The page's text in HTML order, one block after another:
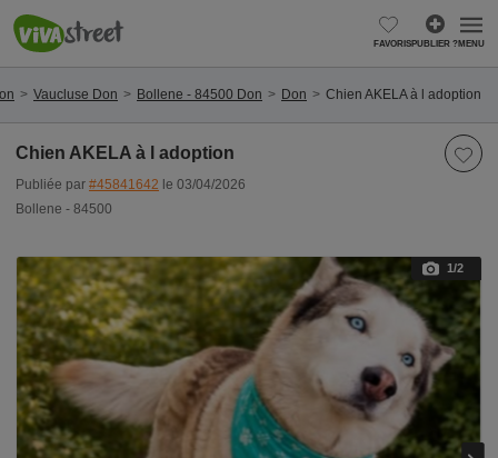
FAVORISPUBLIER ?MENU
Vaucluse Don Bollene - 84500 Don Don Chien AKELA à l adoption
Chien AKELA à l adoption
Publiée par #45841642 le 03/04/2026
Bollene - 84500
1/2